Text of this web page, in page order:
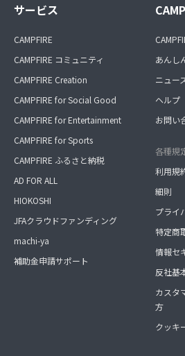
サービス
CAMPFIRE
CAMPFIRE コミュニティ
CAMPFIRE Creation
CAMPFIRE for Social Good
CAMPFIRE for Entertainment
CAMPFIRE for Sports
CAMPFIRE ふるさと納税
AD FOR ALL
HIOKOSHI
JFAクラウドファンディング
machi-ya
補助金申請サポート
あんし
ニュー
ヘルプ
お問い
各種規
利用規
細則
プライ
特定商
情報セ
反社基
カスタ
方
クッキ